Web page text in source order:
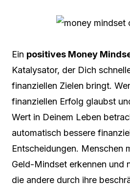
Ein positives Money
Katalysator, der Dich
finanziellen Zielen bringt.
finanziellen Erfolg glaubst
Wert in Deinem Leben
automatisch bessere
Entscheidungen. Menschen
Geld-Mindset erkennen und
die andere durch ihre